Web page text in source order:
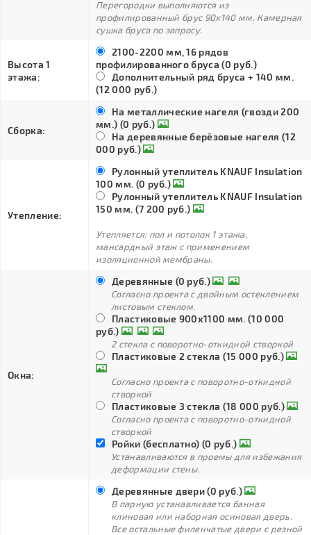
Перегородки выполняются из
профилированный брус 90х140 мм. Камерная
сушка бруса по запросу.
Высота 1
этажа:
2100-2200 мм, 16 рядов
профилированного бруса (0 руб.)
Дополнительный ряд бруса + 140 мм.
(12 000 руб.)
Сборка:
На металлические нагеля (гвозди 200
мм.) (0 руб.)
На деревянные берёзовые нагеля (12
000 руб.)
Утепление:
Рулонный утеплитель KNAUF Insulation
100 мм. (0 руб.)
Рулонный утеплитель KNAUF Insulation
150 мм. (7 200 руб.)
Утепляется: пол и потолок 1 этажа,
мансардный этаж с применением
изоляционной мембраны.
Окна:
Деревянные (0 руб.)
Согласно проекта с двойным остеклением
листовым стеклом.
Пластиковые 900х1100 мм. (10 000
руб.)
2 стекла с поворотно-откидной створкой
Пластиковые 2 стекла (15 000 руб.)
Согласно проекта с поворотно-откидной
створкой
Пластиковые 3 стекла (18 000 руб.)
Согласно проекта с поворотно-откидной
створкой
Ройки (бесплатно) (0 руб.)
Устанавливаются в проемы для избежания
деформации стены.
Деревянные двери (0 руб.)
В парную устанавливается банная
клиновая или наборная осиновая дверь.
Все остальные филенчатые двери с резной